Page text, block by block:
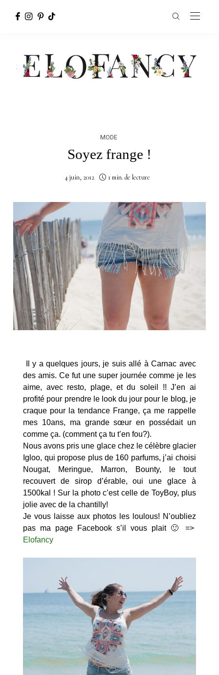
MODE
Soyez frange !
4 juin, 2012 1 min. de lecture
Il y a quelques jours, je suis allé à Carnac avec
des amis. Ce fut une super journée comme je les
aime, avec resto, plage, et du soleil !! J’en ai
profité pour prendre le look du jour pour le blog, je
craque pour la tendance Frange, ça me rappelle
mes 10ans, ma grande sœur en possédait un
comme ça. (comment ça tu t’en fou?).
Nous avons pris une glace chez le célèbre glacier
Igloo, qui propose plus de 160 parfums, j’ai choisi
Nougat, Meringue, Marron, Bounty, le tout
recouvert de sirop d’érable, oui une glace à
1500kal ! Sur la photo c’est celle de ToyBoy, plus
jolie avec de la chantilly!
Je vous laisse aux photos les loulous! N’oubliez
pas ma page Facebook s’il vous plait 🙂 =>
Elofancy